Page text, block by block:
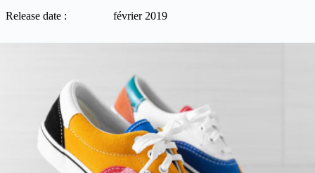
Release date :
février 2019